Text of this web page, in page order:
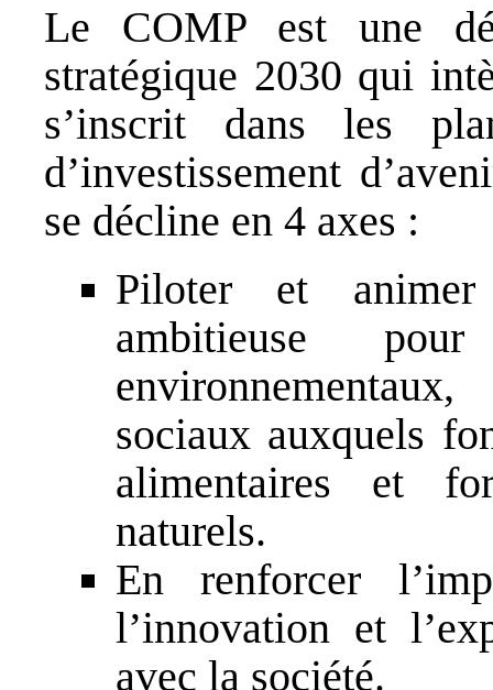
Le COMP est une
stratégique 2030 qui
s’inscrit dans les
d’investissement
se décline en 4 axes :
Piloter et
ambitieuse
sociaux auxquels
alimentaires et
naturels.
En renforcer
l’innovation et
avec la société.